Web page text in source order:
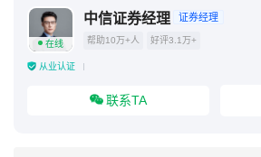
在线
中信证券经理 证券经理
帮助10万+人 好评3.1万+
从业认证
联系TA